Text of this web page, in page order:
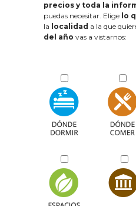
precios y toda la
puedas necesitar. Elige lo
la localidad a la que
del año vas a vistarnos: